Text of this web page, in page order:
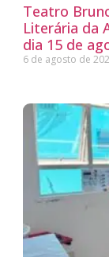
Teatro
Literária da
dia 15 de
6 de agosto de